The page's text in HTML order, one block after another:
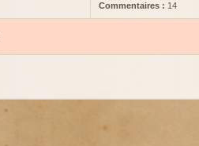
Commentaires : 14